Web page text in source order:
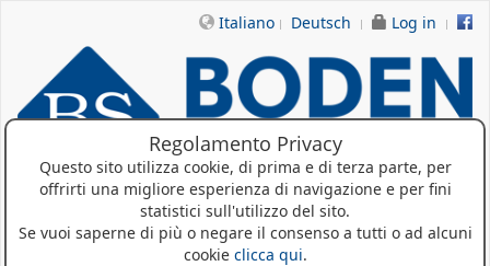
Regolamento Privacy
Questo sito utilizza cookie, di prima e di terza parte, per
offrirti una migliore esperienza di navigazione e per fini
statistici sull'utilizzo del sito.
Se vuoi saperne di più o negare il consenso a tutti o ad alcuni
cookie clicca qui.
Italiano Deutsch Log in
Home